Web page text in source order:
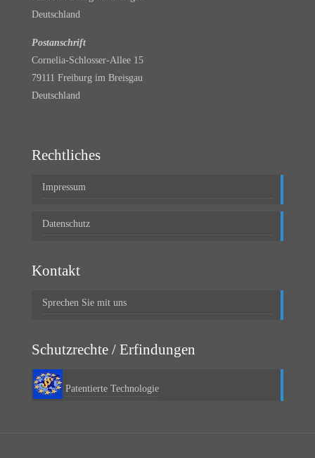
Deutschland
Postanschrift
Cornelia-Schlosser-Allee 15
79111 Freiburg im Breisgau
Deutschland
Rechtliches
Impressum
Datenschutz
Kontakt
Sprechen Sie mit uns
Schutzrechte / Erfindungen
Patentierte Technologie